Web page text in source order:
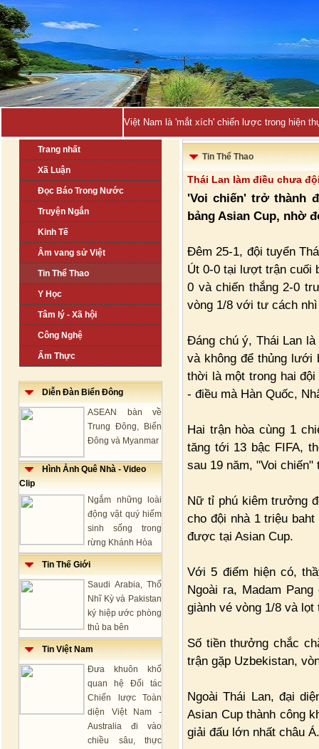
Việt Nam là 'mắt xích' chiến lược trong hiện
Trang nhất
Xã Luận
Đọc Báo Trong Nước
Truyện Ngắn
Kinh Tế
Âm vang sử Việt
Tin Thể Thao
Y Học
Tâm lý - Xã hội
Công Nghệ
Ẩm Thực
Diễn Đàn Biển Đông
ASEAN bàn về
Trung Đông, Biển
Đông và Myanmar
Hình Ảnh Quê Nhà - Video
Clip
Ngắm những loài
động vật quý hiếm
sinh sống trong
rừng Khánh Hòa
Tin Thế Giới
Saudi Arabia, Thổ
Nhĩ Kỳ và Pakistan
ký hiệp ước phòng
thủ ba bên
Tin Việt Nam
Đưa khuôn khổ
quan hệ Đối tác
Chiến lược Toàn
diện Việt Nam -
Australia đi vào
chiều sâu, thực
Tin Thể Thao
Thái Lan làm điều chưa
'Voi chiến' trở thành
bảng Asian Cup, nhờ
Đêm 25-1, đội tuyển
Út 0-0 tại lượt trận cuối
0 và chiến thắng 2-0
vòng 1/8 với tư cách
Đáng chú ý, Thái Lan
và không để thủng lưới
thời là một trong hai
- điều mà Hàn Quốc,
Hai trận hòa cùng 1
tăng tới 13 bậc FIFA,
sau 19 năm, "Voi
Nữ tỉ phú kiêm trưởng
cho đội nhà 1 triệu
được tại Asian Cup.
Với 5 điểm hiện có,
Ngoài ra, Madam
giành vé vòng 1/8 và lọt
Số tiền thưởng chắc
trận gặp Uzbekistan,
Ngoài Thái Lan, đại
Asian Cup thành công
giải đấu lớn nhất châu Á.